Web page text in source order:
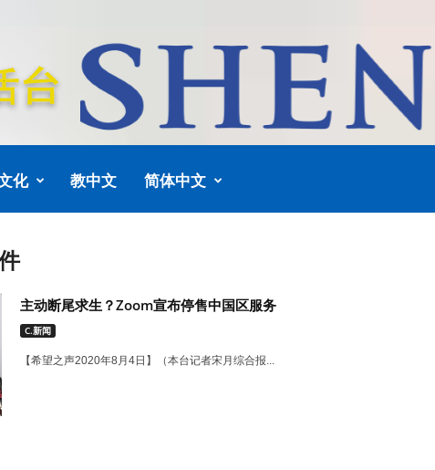
化 教中文 简体中文
主动断尾求生？Zoom宣布停售中国区服务
C.新闻
【希望之声2020年8月4日】（本台记者宋月综合报...